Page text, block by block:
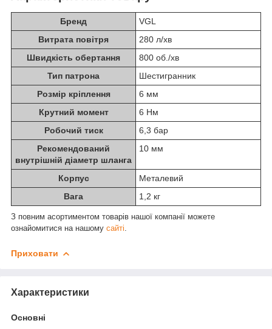
Бренд
VGL
Витрата повітря
280 л/хв
Швидкість обертання
800 об./хв
Тип патрона
Шестигранник
Розмір кріплення
6 мм
Крутний момент
6 Нм
Робочий тиск
6,3 бар
Рекомендований
внутрішній діаметр шланга
10 мм
Корпус
Металевий
Вага
1,2 кг
З повним асортиментом товарів нашої компанії можете
ознайомитися на нашому сайті.
Приховати
Характеристики
Основні